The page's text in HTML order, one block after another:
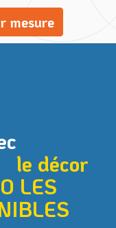
mesure
le décor
LES